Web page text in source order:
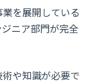
を展開している
ニア部門が完全
や知識が必要で